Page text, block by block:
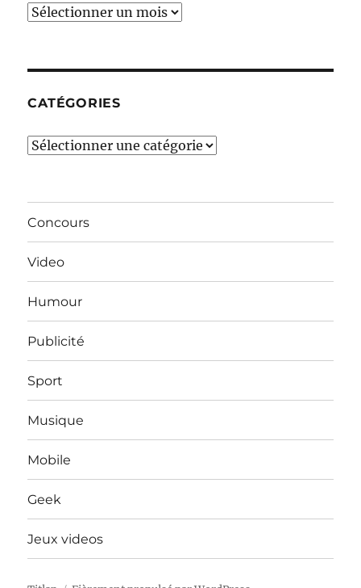
Ces
CATÉGORIES
Catégories
Concours
Video
Humour
Publicité
Sport
Musique
Mobile
Geek
Jeux videos